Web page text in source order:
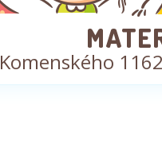
Komenského